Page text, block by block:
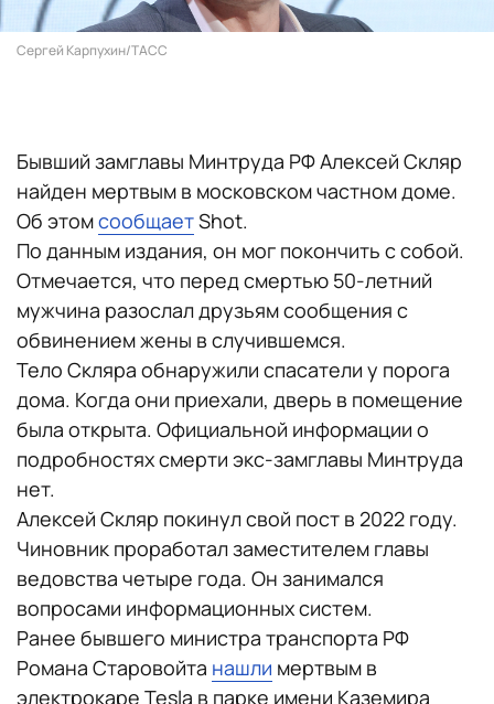
Сергей Карпухин/ТАСС
Бывший замглавы Минтруда РФ Алексей Скляр
найден мертвым в московском частном доме.
Об этомсообщаетShot.
По данным издания, он мог покончить с собой.
Отмечается, что перед смертью 50-летний
мужчина разослал друзьям сообщения с
обвинением жены в случившемся.
Тело Скляра обнаружили спасатели у порога
дома. Когда они приехали, дверь в помещение
была открыта. Официальной информации о
подробностях смерти экс-замглавы Минтруда
нет.
Алексей Скляр покинул свой пост в 2022 году.
Чиновник проработал заместителем главы
ведовства четыре года. Он занимался
вопросами информационных систем.
Ранее бывшего министра транспорта РФ
Романа Старовойта нашли мертвым в
электрокаре Tesla в парке имени Каземира